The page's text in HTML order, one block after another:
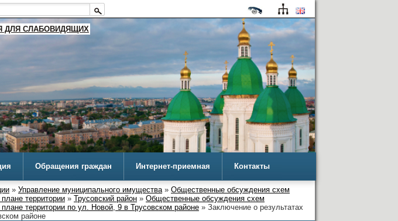
ДЛЯ СЛАБОВИДЯЩИХ
Обращения граждан Интернет-приемная Контакты
» Управление муниципального имущества» Общественные обсуждения схем
территории » Трусовский район » Общественные обсуждения схем
территории по ул. Новой, 9 в Трусовском районе » Заключение о результатах
районе